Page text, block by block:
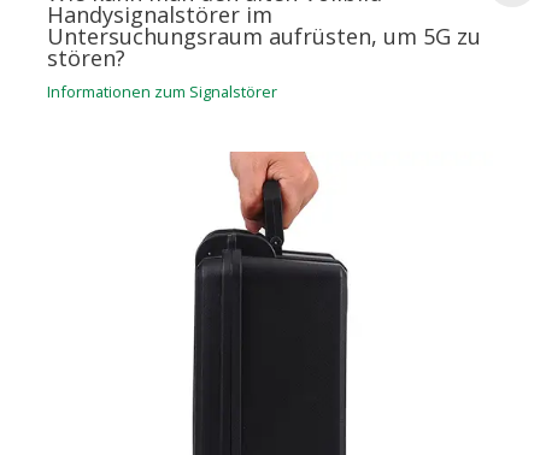
Handysignalstörer im
Untersuchungsraum aufrüsten, um 5G zu
stören?
Informationen zum Signalstörer